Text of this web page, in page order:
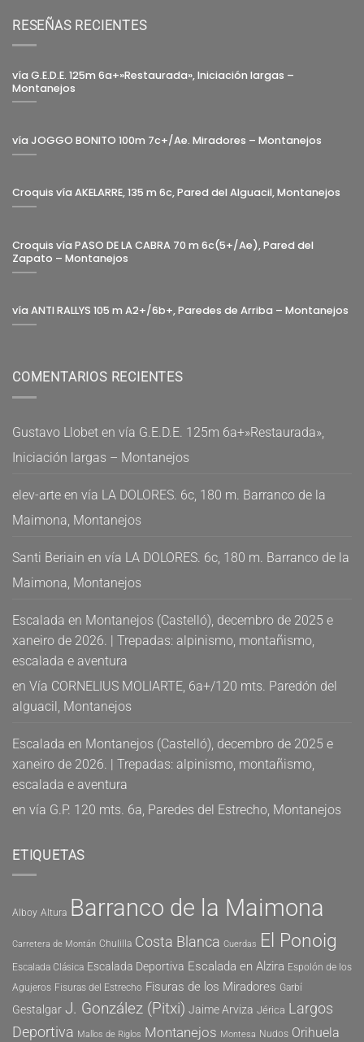
RESEÑAS RECIENTES
vía G.E.D.E. 125m 6a+»Restaurada», Iniciación largas –
Montanejos
vía JOGGO BONITO 100m 7c+/Ae. Miradores – Montanejos
Croquis vía AKELARRE, 135 m 6c, Pared del Alguacil, Montanejos
Croquis vía PASO DE LA CABRA 70 m 6c(5+/Ae), Pared del
Zapato – Montanejos
vía ANTI RALLYS 105 m A2+/6b+, Paredes de Arriba – Montanejos
COMENTARIOS RECIENTES
Gustavo Llobet en vía G.E.D.E. 125m 6a+»Restaurada»,
Iniciación largas – Montanejos
elev-arte en vía LA DOLORES. 6c, 180 m. Barranco de la
Maimona, Montanejos
Santi Beriain en vía LA DOLORES. 6c, 180 m. Barranco de la
Maimona, Montanejos
Escalada en Montanejos (Castelló), decembro de 2025 e
xaneiro de 2026. | Trepadas: alpinismo, montañismo,
escalada e aventura
en Vía CORNELIUS MOLIARTE, 6a+/120 mts. Paredón del
alguacil, Montanejos
Escalada en Montanejos (Castelló), decembro de 2025 e
xaneiro de 2026. | Trepadas: alpinismo, montañismo,
escalada e aventura
en vía G.P. 120 mts. 6a, Paredes del Estrecho, Montanejos
ETIQUETAS
Alboy Altura Barranco de la Maimona
Carretera de Montán Chulilla Costa Blanca Cuerdas El Ponoig
Escalada Clásica Escalada Deportiva Escalada en Alzira Espolón de los
Agujeros Fisuras del Estrecho Fisuras de los Miradores Garbí
Gestalgar J. González (Pitxi) Jaime Arviza Jérica Largos
Deportiva Mallos de Riglos Montanejos Montesa Nudos Orihuela